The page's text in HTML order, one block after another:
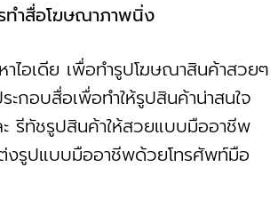
ทำสื่อโฆษณาภาพนิ่ง
าไอเดีย เพื่อทำรูปโฆษณาสินค้าสวยๆ
ะกอบสื่อเพื่อทำให้รูปสินค้าน่าสนใจ
รีทัชรูปสินค้าให้สวยแบบมืออาชีพ
งรูปแบบมืออาชีพด้วยโทรศัพท์มือ